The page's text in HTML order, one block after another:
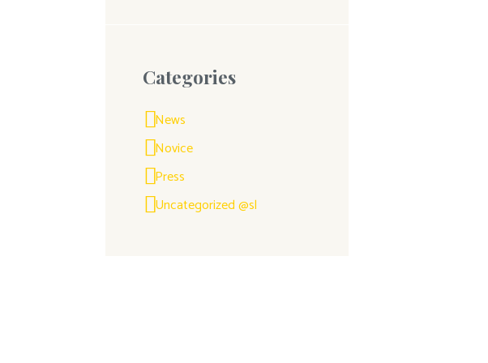
Categories
News
Novice
Press
Uncategorized @sl